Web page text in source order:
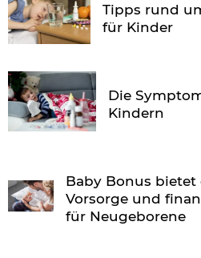
Tipps rund
für Kinder
Die
Kindern
Baby Bonus
Vorsorge und
für Neugeborene